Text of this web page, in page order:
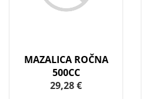
MAZALICA ROČNA
500CC
29,28 €